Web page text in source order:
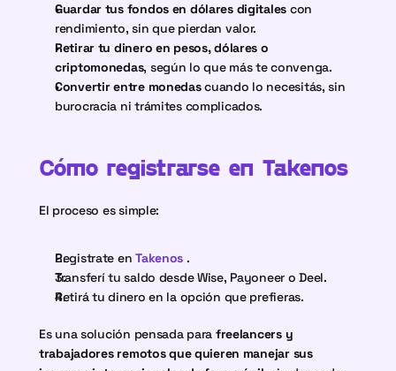
Guardar tus fondos en dólares digitales con
rendimiento, sin que pierdan valor.
Retirar tu dinero en pesos, dólares o
criptomonedas, según lo que más te convenga.
Convertir entre monedas cuando lo necesitás, sin
burocracia ni trámites complicados.
Cómo registrarse en Takenos
El proceso es simple:
Registrate en Takenos .
Transferí tu saldo desde Wise, Payoneer o Deel.
Retirá tu dinero en la opción que prefieras.
Es una solución pensada para freelancers y
trabajadores remotos que quieren manejar sus